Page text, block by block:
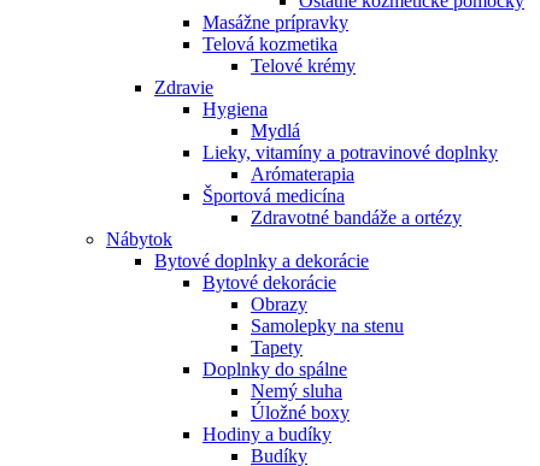
Masážne prípravky
Telová kozmetika
Telové krémy
Zdravie
Hygiena
Mydlá
Lieky, vitamíny a potravinové doplnky
Arómaterapia
Športová medicína
Zdravotné bandáže a ortézy
Nábytok
Bytové doplnky a dekorácie
Bytové dekorácie
Obrazy
Samolepky na stenu
Tapety
Doplnky do spálne
Nemý sluha
Úložné boxy
Hodiny a budíky
Budíky